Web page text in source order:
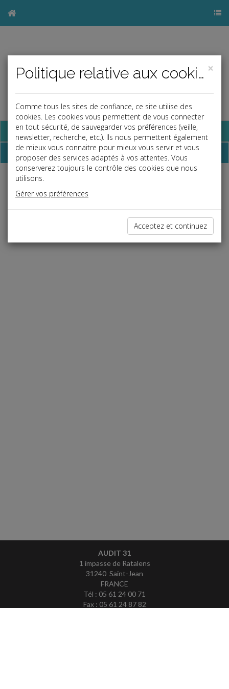
Base documentaire
Dossiers
Espace réservé
AUDIT 31
1 impasse de Ratalens
31240 Saint-Jean
FRANCE
Tél : 05 61 24 00 71
Fax : 05 61 24 87 82
×
Politique relative aux cookies
Comme tous les sites de confiance, ce site utilise des
cookies. Les cookies vous permettent de vous connecter
en tout sécurité, de sauvegarder vos préférences (veille,
newsletter, recherche, etc.). Ils nous permettent également
de mieux vous connaitre pour mieux vous servir et vous
proposer des services adaptés à vos attentes. Vous
conserverez toujours le contrôle des cookies que nous
utilisons.
Gérer vos préférences
Acceptez et continuez